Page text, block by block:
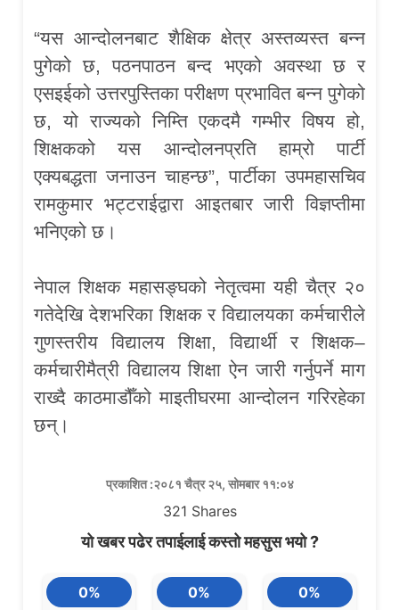
“यस आन्दोलनबाट शैक्षिक क्षेत्र अस्तव्यस्त बन्न
पुगेको छ, पठनपाठन बन्द भएको अवस्था छ र
एसइईको उत्तरपुस्तिका परीक्षण प्रभावित बन्न पुगेको
छ, यो राज्यको निम्ति एकदमै गम्भीर विषय हो,
शिक्षकको यस आन्दोलनप्रति हाम्रो पार्टी
एक्यबद्धता जनाउन चाहन्छ”, पार्टीका उपमहासचिव
रामकुमार भट्टराईद्वारा आइतबार जारी विज्ञप्तीमा
भनिएको छ।
नेपाल शिक्षक महासङ्घको नेतृत्वमा यही चैत्र २०
गतेदेखि देशभरिका शिक्षक र विद्यालयका कर्मचारीले
गुणस्तरीय विद्यालय शिक्षा, विद्यार्थी र शिक्षक–
कर्मचारीमैत्री विद्यालय शिक्षा ऐन जारी गर्नुपर्ने माग
राख्दै काठमाडौँको माइतीघरमा आन्दोलन गरिरहेका
छन्।
प्रकाशित :२०८१ चैत्र २५, सोमबार ११:०४
321 Shares
यो खबर पढेर तपाईलाई कस्तो महसुस भयो ?
0% 0% 0%